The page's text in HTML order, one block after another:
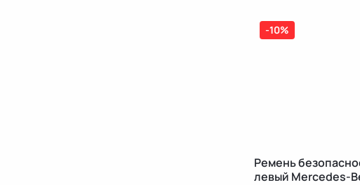
-10%
Ремень
левый Mercedes-